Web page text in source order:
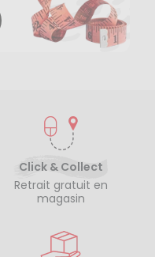
Click & Collect
Retrait gratuit en
magasin